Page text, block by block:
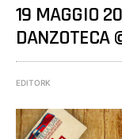
19 MAGGIO
DANZOTECA
EDITORK